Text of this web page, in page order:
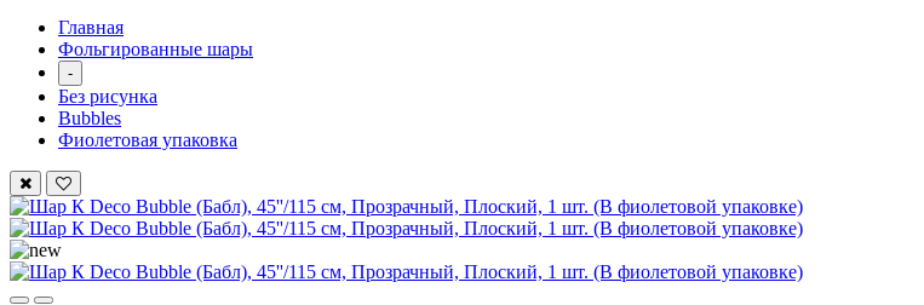
Главная
Фольгированные шары
-
Без рисунка
Bubbles
Фиолетовая упаковка